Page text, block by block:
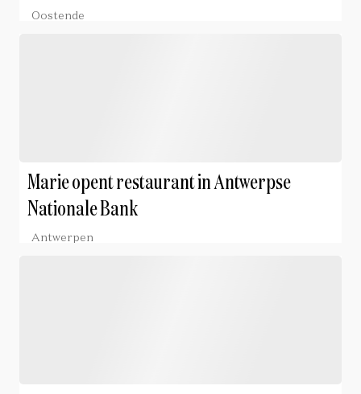
Oostende
Marie opent restaurant in Antwerpse
Nationale Bank
Antwerpen